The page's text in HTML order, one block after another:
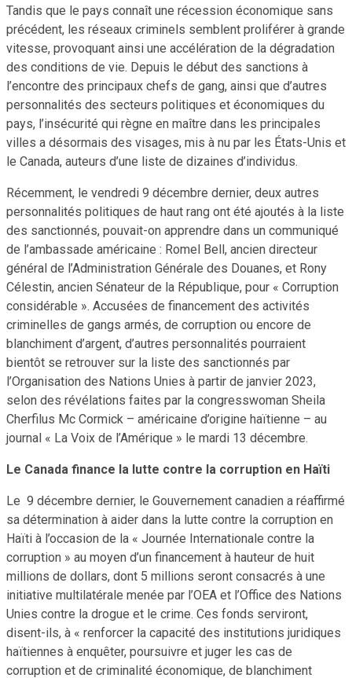
Tandis que le pays connaît une récession économique sans
précédent, les réseaux criminels semblent proliférer à grande
vitesse, provoquant ainsi une accélération de la dégradation
des conditions de vie. Depuis le début des sanctions à
l’encontre des principaux chefs de gang, ainsi que d’autres
personnalités des secteurs politiques et économiques du
pays, l’insécurité qui règne en maître dans les principales
villes a désormais des visages, mis à nu par les États-Unis et
le Canada, auteurs d’une liste de dizaines d’individus.
Récemment, le vendredi 9 décembre dernier, deux autres
personnalités politiques de haut rang ont été ajoutés à la liste
des sanctionnés, pouvait-on apprendre dans un communiqué
de l’ambassade américaine : Romel Bell, ancien directeur
général de l’Administration Générale des Douanes, et Rony
Célestin, ancien Sénateur de la République, pour « Corruption
considérable ». Accusées de financement des activités
criminelles de gangs armés, de corruption ou encore de
blanchiment d’argent, d’autres personnalités pourraient
bientôt se retrouver sur la liste des sanctionnés par
l’Organisation des Nations Unies à partir de janvier 2023,
selon des révélations faites par la congresswoman Sheila
Cherfilus Mc Cormick – américaine d’origine haïtienne – au
journal « La Voix de l’Amérique » le mardi 13 décembre.
Le Canada finance la lutte contre la corruption en Haïti
Le 9 décembre dernier, le Gouvernement canadien a réaffirmé
sa détermination à aider dans la lutte contre la corruption en
Haïti à l’occasion de la « Journée Internationale contre la
corruption » au moyen d’un financement à hauteur de huit
millions de dollars, dont 5 millions seront consacrés à une
initiative multilatérale menée par l’OEA et l’Office des Nations
Unies contre la drogue et le crime. Ces fonds serviront,
disent-ils, à « renforcer la capacité des institutions juridiques
haïtiennes à enquêter, poursuivre et juger les cas de
corruption et de criminalité économique, de blanchiment